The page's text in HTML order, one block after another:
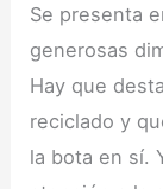
Se presenta
generosas
Hay que
reciclado y
la bota en sí.